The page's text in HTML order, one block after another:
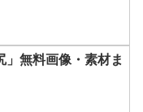
」無料画像・素材ま